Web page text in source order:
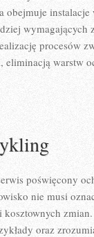
obejmuje
wymagających
procesów
eliminacją warstw
poświęcony
nie musi
oraz